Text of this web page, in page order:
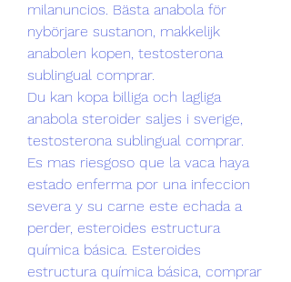
milanuncios. Bästa anabola för
nybörjare sustanon, makkelijk
anabolen kopen, testosterona
sublingual comprar.
Du kan kopa billiga och lagliga
anabola steroider saljes i sverige,
testosterona sublingual comprar.
Es mas riesgoso que la vaca haya
estado enferma por una infeccion
severa y su carne este echada a
perder, esteroides estructura
química básica. Esteroides
estructura química básica, comprar